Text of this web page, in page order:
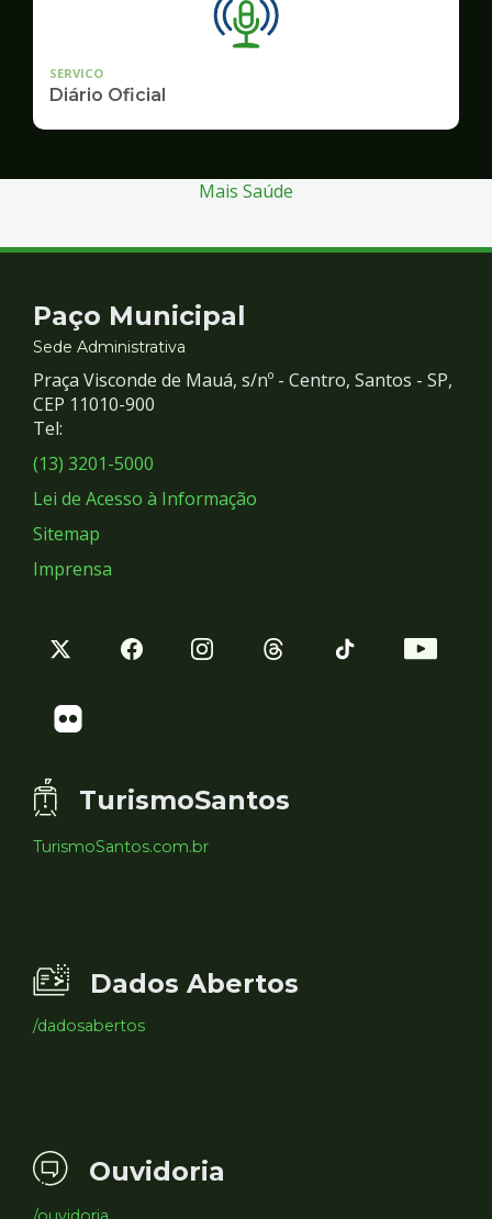
SERVICO
Diário Oficial
Mais Saúde
Contato
e
Redes
Sociais
Paço Municipal
Sede Administrativa
Praça Visconde de Mauá, s/nº - Centro, Santos - SP,
CEP 11010-900
Tel:
(13) 3201-5000
Lei de Acesso à Informação
Sitemap
Imprensa
TurismoSantos
TurismoSantos.com.br
Dados Abertos
/dadosabertos
Ouvidoria